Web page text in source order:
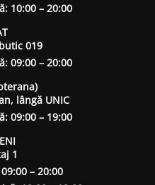
10:00 – 20:00
019
09:00 – 20:00
lângă UNIC
09:00 – 19:00
1
– 20:00